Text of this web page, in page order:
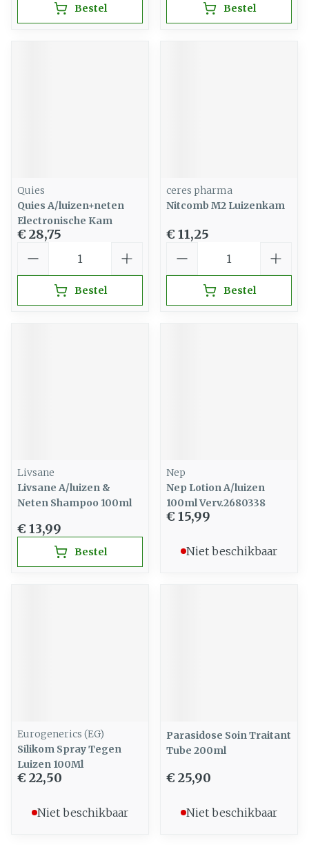
Bestel Bestel
Quies
Quies A/luizen+neten
Electronische Kam
€ 28,75
Bestel
ceres pharma
Nitcomb M2 Luizenkam
€ 11,25
Bestel
Livsane
Livsane A/luizen &
Neten Shampoo 100ml
€ 13,99
Bestel
Nep
Nep Lotion A/luizen
100ml Verv.2680338
€ 15,99
Niet beschikbaar
Eurogenerics (EG)
Silikom Spray Tegen
Luizen 100Ml
€ 22,50
Niet beschikbaar
Parasidose Soin Traitant
Tube 200ml
€ 25,90
Niet beschikbaar